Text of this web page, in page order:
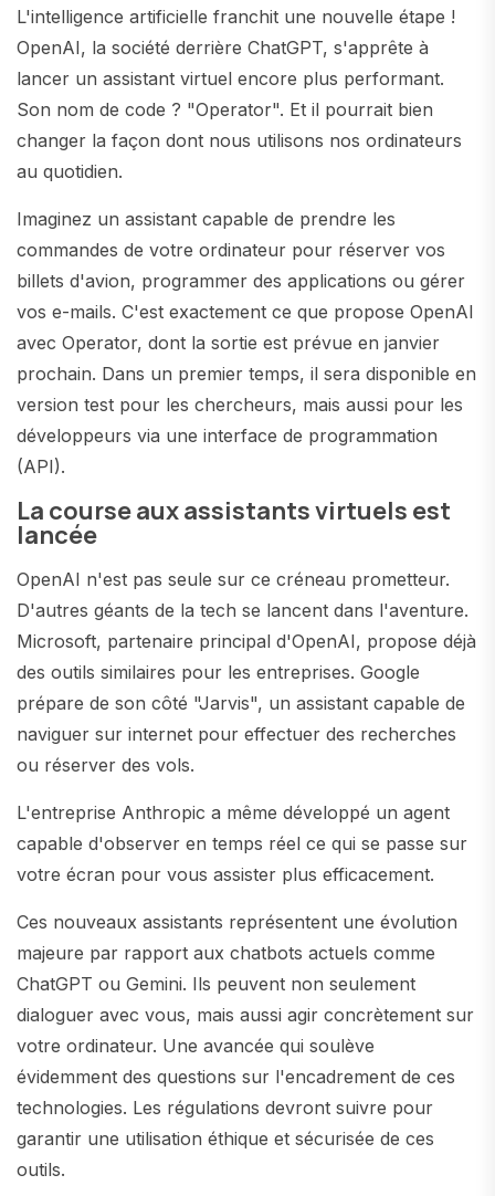
L'intelligence artificielle franchit une nouvelle étape !
OpenAI, la société derrière ChatGPT, s'apprête à
lancer un assistant virtuel encore plus performant.
Son nom de code ? "Operator". Et il pourrait bien
changer la façon dont nous utilisons nos ordinateurs
au quotidien.
Imaginez un assistant capable de prendre les
commandes de votre ordinateur pour réserver vos
billets d'avion, programmer des applications ou gérer
vos e-mails. C'est exactement ce que propose OpenAI
avec Operator, dont la sortie est prévue en janvier
prochain. Dans un premier temps, il sera disponible en
version test pour les chercheurs, mais aussi pour les
développeurs via une interface de programmation
(API).
La course aux assistants virtuels est
lancée
OpenAI n'est pas seule sur ce créneau prometteur.
D'autres géants de la tech se lancent dans l'aventure.
Microsoft, partenaire principal d'OpenAI, propose déjà
des outils similaires pour les entreprises. Google
prépare de son côté "Jarvis", un assistant capable de
naviguer sur internet pour effectuer des recherches
ou réserver des vols.
L'entreprise Anthropic a même développé un agent
capable d'observer en temps réel ce qui se passe sur
votre écran pour vous assister plus efficacement.
Ces nouveaux assistants représentent une évolution
majeure par rapport aux chatbots actuels comme
ChatGPT ou Gemini. Ils peuvent non seulement
dialoguer avec vous, mais aussi agir concrètement sur
votre ordinateur. Une avancée qui soulève
évidemment des questions sur l'encadrement de ces
technologies. Les régulations devront suivre pour
garantir une utilisation éthique et sécurisée de ces
outils.